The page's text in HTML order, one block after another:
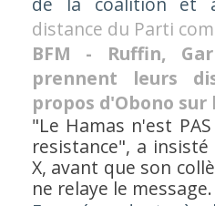
distance du Parti
BFM - Ruffin,
prennent leurs
propos d'Obono sur
"Le Hamas n'est
resistance", a
X, avant que son
ne relaye le message.